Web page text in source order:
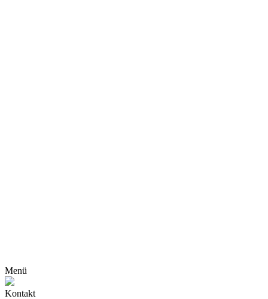
Menü
Kontakt